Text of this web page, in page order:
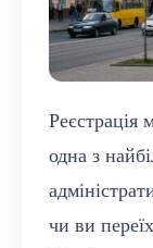
одна з
чи ви